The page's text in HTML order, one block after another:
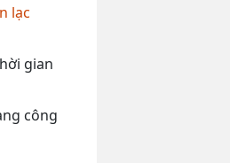
lạc
gian
công